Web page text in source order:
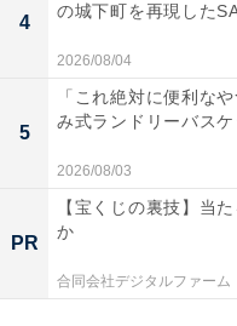
4
の城下町を再現した
2026/08/04
5
「これ絶対に便利な
み式ランドリーバス
2026/08/03
PR
【宝くじの裏技】当
か
合同会社デジタルファーム